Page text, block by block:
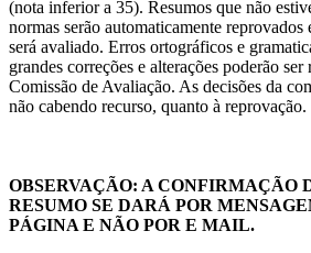
(nota inferior a 35). Resumos que não
normas serão automaticamente
será avaliado. Erros ortográficos e
grandes correções e alterações poderão
Comissão de Avaliação. As decisões da
não cabendo recurso, quanto à reprovação.
OBSERVAÇÃO: A CONFIRMAÇÃO
RESUMO SE DARÁ POR
PÁGINA E NÃO POR E MAIL.